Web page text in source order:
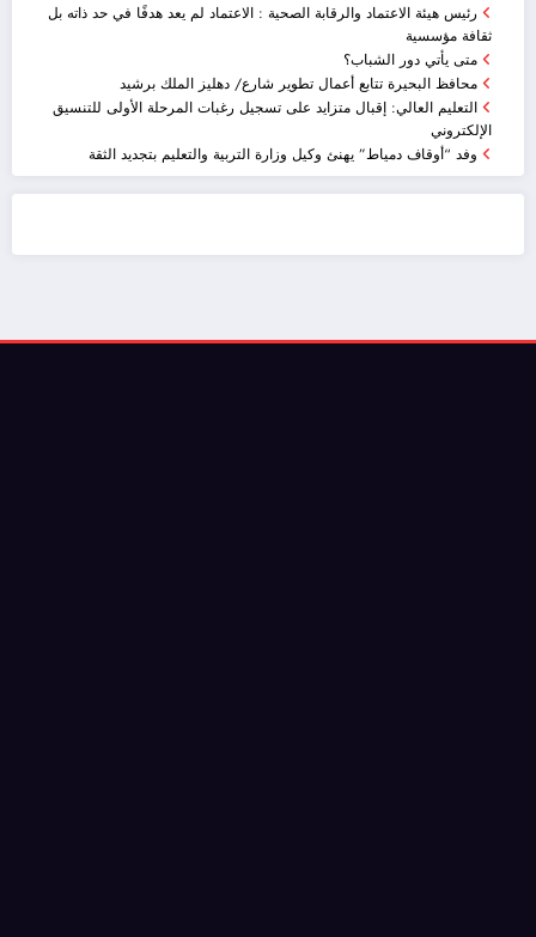
رئيس هيئة الاعتماد والرقابة الصحية : الاعتماد لم يعد هدفًا في حد ذاته بل
ثقافة مؤسسية
متى يأتي دور الشباب؟
محافظ البحيرة تتابع أعمال تطوير شارع/ دهليز الملك برشيد
التعليم العالي: إقبال متزايد على تسجيل رغبات المرحلة الأولى للتنسيق
الإلكتروني
وفد “أوقاف دمياط” يهنئ وكيل وزارة التربية والتعليم بتجديد الثقة